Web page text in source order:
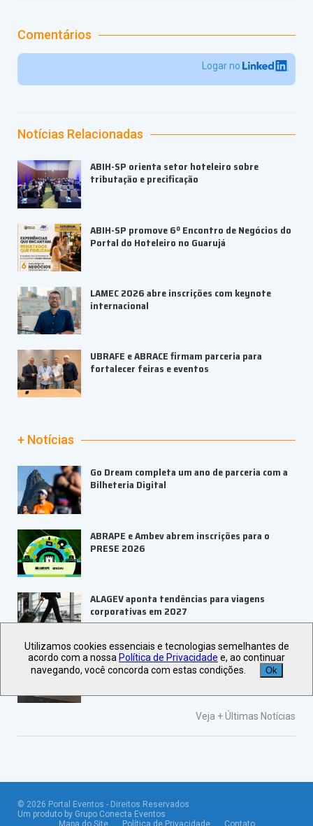
Comentários
Logar no
Notícias Relacionadas
ABIH-SP orienta setor hoteleiro sobre
tributação e precificação
ABIH-SP promove 6º Encontro de Negócios do
Portal do Hoteleiro no Guarujá
LAMEC 2026 abre inscrições com keynote
internacional
UBRAFE e ABRACE firmam parceria para
fortalecer feiras e eventos
+ Notícias
Go Dream completa um ano de parceria com a
Bilheteria Digital
ABRAPE e Ambev abrem inscrições para o
PRESE 2026
ALAGEV aponta tendências para viagens
corporativas em 2027
UBRAFE e SP Negócios fortalecem
ecossistema de eventos B2B
Veja +Últimas Notícias
© 2026 Portal Eventos - Direitos Reservados
Um produto by Grupo Conecta Eventos
Utilizamos cookies essenciais e tecnologias semelhantes de
acordo com a nossa Política de Privacidade e, ao continuar
navegando, você concorda com estas condições.
Ok